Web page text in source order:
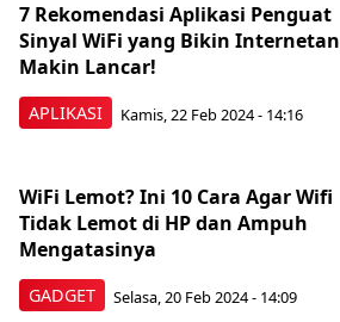
APLIKASI
7 Rekomendasi Aplikasi Penguat
Sinyal WiFi yang Bikin Internetan
Makin Lancar!
Kamis, 22 Feb 2024 - 14:16
GADGET
WiFi Lemot? Ini 10 Cara Agar Wifi
Tidak Lemot di HP dan Ampuh
Mengatasinya
Selasa, 20 Feb 2024 - 14:09